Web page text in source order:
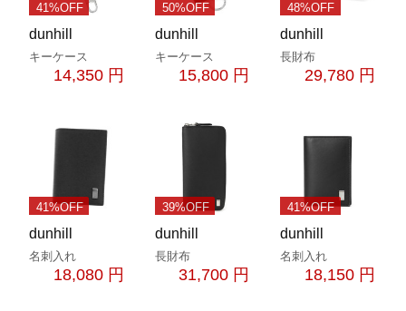
41%OFF
dunhill
キーケース
14,350 円
50%OFF
dunhill
キーケース
15,800 円
48%OFF
dunhill
長財布
29,780 円
41%OFF
dunhill
名刺入れ
18,080 円
39%OFF
dunhill
長財布
31,700 円
41%OFF
dunhill
名刺入れ
18,150 円